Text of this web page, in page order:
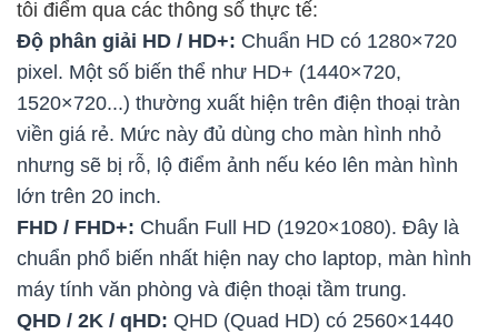
tôi điểm qua các thông số thực tế:
Độ phân giải HD / HD+: Chuẩn HD có 1280×720
pixel. Một số biến thể như HD+ (1440×720,
1520×720...) thường xuất hiện trên điện thoại tràn
viền giá rẻ. Mức này đủ dùng cho màn hình nhỏ
nhưng sẽ bị rỗ, lộ điểm ảnh nếu kéo lên màn hình
lớn trên 20 inch.
FHD / FHD+: Chuẩn Full HD (1920×1080). Đây là
chuẩn phổ biến nhất hiện nay cho laptop, màn hình
máy tính văn phòng và điện thoại tầm trung.
QHD / 2K / qHD: QHD (Quad HD) có 2560×1440